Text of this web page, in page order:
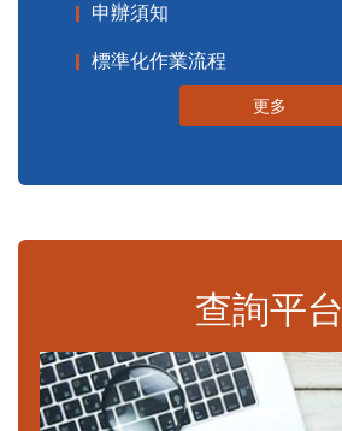
申辦須知
標準化作業流程
更多
查詢平台